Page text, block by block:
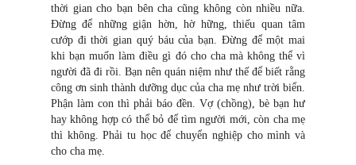
thời gian cho bạn bên cha cũng không còn nhiều nữa.
Đừng để những giận hờn, hờ hững, thiếu quan tâm
cướp đi thời gian quý báu của bạn. Đừng để một mai
khi bạn muốn làm điều gì đó cho cha mà không thể vì
người đã đi rồi. Bạn nên quán niệm như thế để biết rằng
công ơn sinh thành dưỡng dục của cha mẹ như trời biển.
Phận làm con thì phải báo đền. Vợ (chồng), bè bạn hư
hay không hợp có thể bỏ để tìm người mới, còn cha mẹ
thì không. Phải tu học để chuyển nghiệp cho mình và
cho cha mẹ.